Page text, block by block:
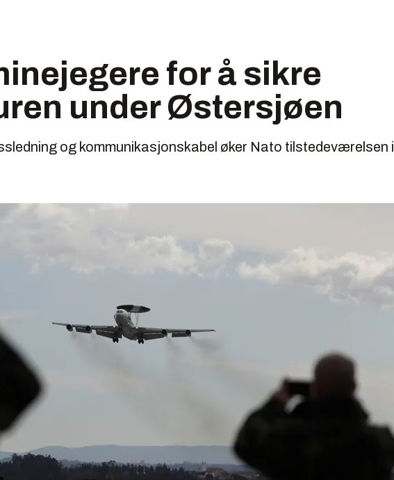
for å sikre
under Østersjøen
og kommunikasjonskabel øker Nato tilstedeværelsen i